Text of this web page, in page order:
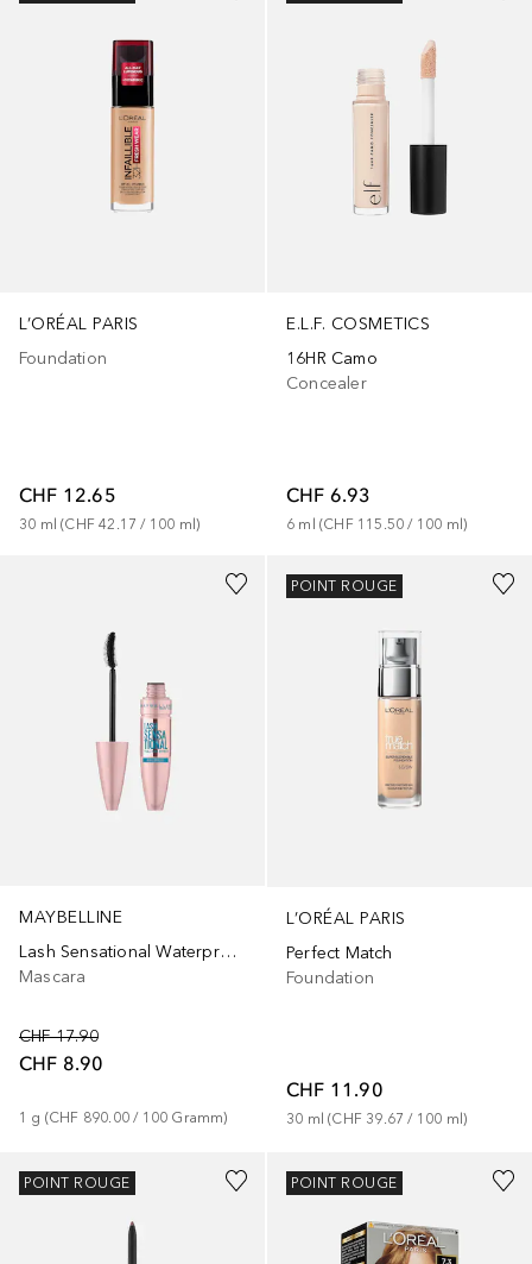
L’ORÉAL PARIS
Foundation
CHF 12.65
30 ml (CHF 42.17 / 100 ml)
E.L.F. COSMETICS
16HR Camo
Concealer
CHF 6.93
6 ml (CHF 115.50 / 100 ml)
MAYBELLINE
Lash Sensational Waterproof
Mascara
CHF 17.90
CHF 8.90
1 g (CHF 890.00 / 100 Gramm)
L’ORÉAL PARIS
Perfect Match
Foundation
CHF 11.90
30 ml (CHF 39.67 / 100 ml)
POINT ROUGE
+10
POINT ROUGE
+ 12
POINT ROUGE
+14